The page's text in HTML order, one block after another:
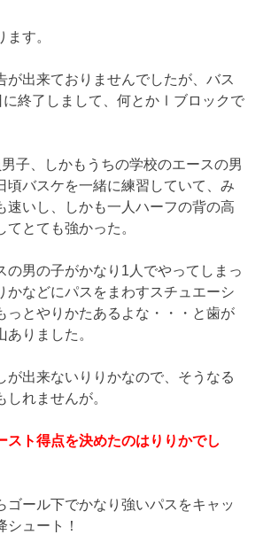
す。
が出来ておりませんでしたが、バス
に終了しまして、何とかⅠブロックで
子、しかもうちの学校のエースの男
頃バスケを一緒に練習していて、み
速いし、しかも一人ハーフの背の高
とても強かった。
の男の子がかなり1人でやってしまっ
かなどにパスをまわすスチュエーシ
っとやりかたあるよな・・・と歯が
りました。
が出来ないりりかなので、そうなる
れませんが。
スト得点を決めたのはりりかでし
ゴール下でかなり強いパスをキャッ
シュート！